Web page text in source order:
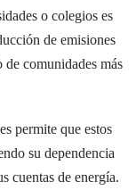
o colegios es
de emisiones
comunidades más
permite que estos
su dependencia
cuentas de energía.